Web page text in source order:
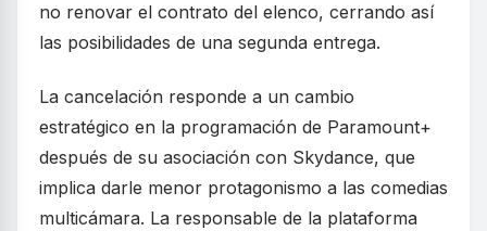
no renovar el contrato del elenco, cerrando así
las posibilidades de una segunda entrega.
La cancelación responde a un cambio
estratégico en la programación de Paramount+
después de su asociación con Skydance, que
implica darle menor protagonismo a las comedias
multicámara. La responsable de la plataforma